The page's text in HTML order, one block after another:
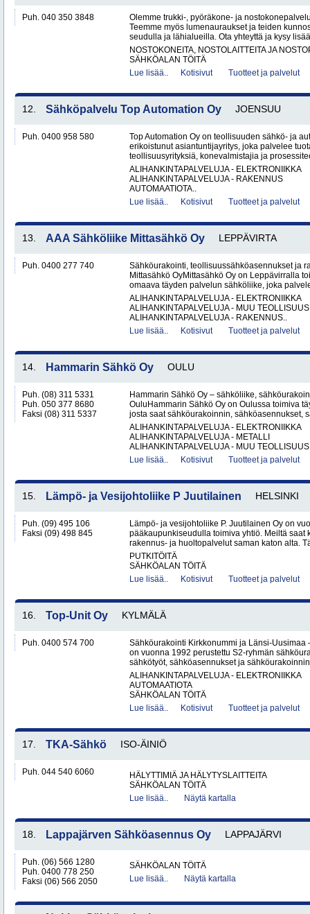
Puh. 040 350 3848
Olemme trukki-, pyöräkone- ja
Teemme myös lumenauraukset ja teiden
seudulla ja lähialueilla. Ota yhteyttä ja kysy
NOSTOKONEITA, NOSTOLAITTEITA JA
SÄHKÖALAN TÖITÄ
Lue lisää..
Kotisivut Tuotteet ja palvelut
12. Sähköpalvelu Top Automation Oy JOENSUU
Puh. 0400 958 580
Top Automation Oy on teollisuuden sähkö- ja
erikoistunut asiantuntijayritys, joka palvelee
teollisuusyrityksiä, konevalmistajia ja
ALIHANKINTAPALVELUJA - ELEKTRONIIKKA
ALIHANKINTAPALVELUJA - RAKENNUS
AUTOMAATIOTA..
Lue lisää..
Kotisivut Tuotteet ja palvelut
13. AAA Sähköliike Mittasähkö Oy LEPPÄVIRTA
Puh. 0400 277 740
Sähköurakointi, teollisuussähköasennukset ja
Mittasähkö OyMittasähkö Oy on Leppävirralla
omaava täyden palvelun sähköliike, joka
ALIHANKINTAPALVELUJA - ELEKTRONIIKKA
ALIHANKINTAPALVELUJA - MUU TEOLLISUUS
ALIHANKINTAPALVELUJA - RAKENNUS..
Lue lisää..
Kotisivut Tuotteet ja palvelut
14. Hammarin Sähkö Oy OULU
Puh. (08) 311 5331
Puh. 050 377 8680
Faksi (08) 311 5337
Hammarin Sähkö Oy – sähköliike,
OuluHammarin Sähkö Oy on Oulussa toimiva
josta saat sähköurakoinnin, sähköasennukset,
ALIHANKINTAPALVELUJA - ELEKTRONIIKKA
ALIHANKINTAPALVELUJA - METALLI
ALIHANKINTAPALVELUJA - MUU
Lue lisää..
Kotisivut Tuotteet ja palvelut
15. Lämpö- ja Vesijohtoliike P Juutilainen HELSINKI
Puh. (09) 495 106
Faksi (09) 498 845
Lämpö- ja vesijohtoliike P. Juutilainen Oy on
pääkaupunkiseudulla toimiva yhtiö. Meiltä saat
rakennus- ja huoltopalvelut saman katon alta.
PUTKITÖITÄ
SÄHKÖALAN TÖITÄ
Lue lisää..
Kotisivut Tuotteet ja palvelut
16. Top-Unit Oy KYLMÄLÄ
Puh. 0400 574 700
Sähköurakointi Kirkkonummi ja Länsi-Uusimaa
on vuonna 1992 perustettu S2-ryhmän
sähkötyöt, sähköasennukset ja
ALIHANKINTAPALVELUJA - ELEKTRONIIKKA
AUTOMAATIOTA
SÄHKÖALAN TÖITÄ
Lue lisää..
Kotisivut Tuotteet ja palvelut
17. TKA-Sähkö ISO-ÄINIÖ
Puh. 044 540 6060
HÄLYTTIMIÄ JA HÄLYTYSLAITTEITA
SÄHKÖALAN TÖITÄ
Lue lisää..
Näytä kartalla
18. Lappajärven Sähköasennus Oy LAPPAJÄRVI
Puh. (06) 566 1280
Puh. 0400 778 250
Faksi (06) 566 2050
SÄHKÖALAN TÖITÄ
Lue lisää..
Näytä kartalla